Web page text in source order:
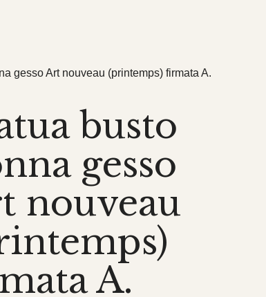
gesso Art nouveau (printemps) firmata A.
busto
gesso
nouveau
A.